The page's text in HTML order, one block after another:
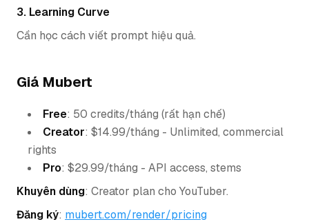
3. Learning Curve
Cần học cách viết prompt hiệu quả.
Giá Mubert
Free: 50 credits/tháng (rất hạn chế)
Creator: $14.99/tháng - Unlimited, commercial
rights
Pro: $29.99/tháng - API access, stems
Khuyên dùng: Creator plan cho YouTuber.
Đăng ký: mubert.com/render/pricing